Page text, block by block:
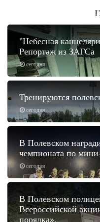
сегодня
"Небесная
Репортаж из ЗАГСа
сегодня
Тренируются
сегодня
В Полевском
чемпионата по
В Полевском
Всероссийской
порядка».